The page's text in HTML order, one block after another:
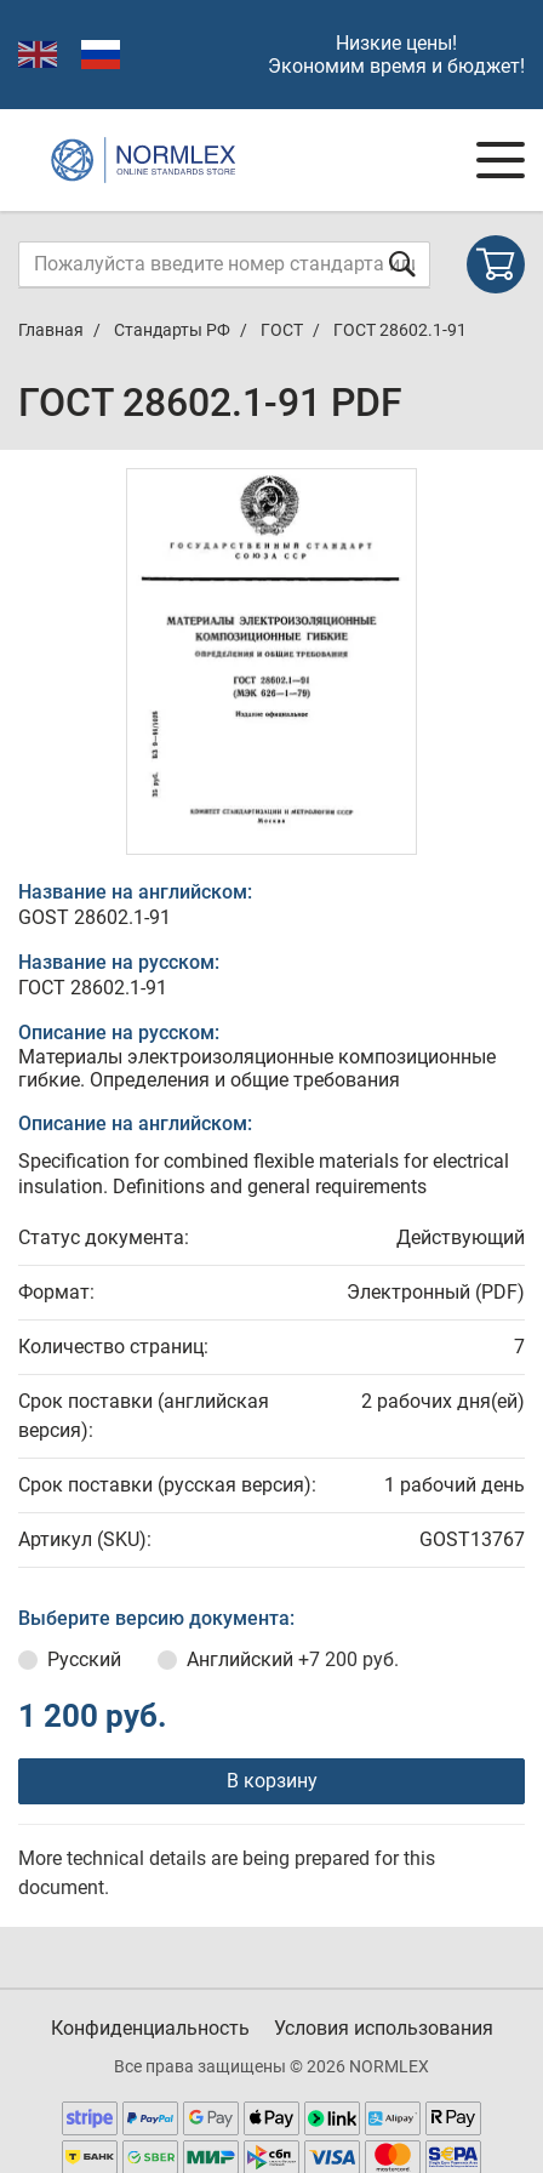
Низкие цены!
Экономим время и бюджет!
Главная Стандарты РФ ГОСТ ГОСТ 28602.1-91
ГОСТ 28602.1-91 PDF
Название на английском:
GOST 28602.1-91
Название на русском:
ГОСТ 28602.1-91
Описание на русском:
Материалы электроизоляционные композиционные
гибкие. Определения и общие требования
Описание на английском:
Specification for combined flexible materials for electrical
insulation. Definitions and general requirements
Статус документа: Действующий
Формат: Электронный (PDF)
Количество страниц: 7
Срок поставки (английская
версия):
2 рабочих дня(ей)
Срок поставки (русская версия): 1 рабочий день
Артикул (SKU): GOST13767
Выберите версию документа:
Русский
Английский +7 200 руб.
1 200 руб.
В корзину
More technical details are being prepared for this
document.
Конфиденциальность Условия использования
Все права защищены © 2026 NORMLEX